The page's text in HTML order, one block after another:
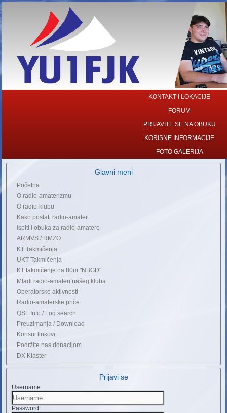
KONTAKT I LOKACIJE
FORUM
PRIJAVITE SE NA OBUKU
KORISNE INFORMACIJE
FOTO GALERIJA
Glavni meni
Početna
O radio-amaterizmu
O radio-klubu
Kako postati radio-amater
Ispiti i obuka za radio-amatere
ARMVS / RMZO
KT Takmičenja
UKT Takmičenja
KT takmičenje na 80m "NBGD"
Mladi radio-amateri našeg kluba
Operatorske aktivnosti
Radio-amaterske priče
QSL Info / Log search
Preuzimanja / Download
Korisni linkovi
Podržite nas donacijom
DX Klaster
Prijavi se
Username
Password